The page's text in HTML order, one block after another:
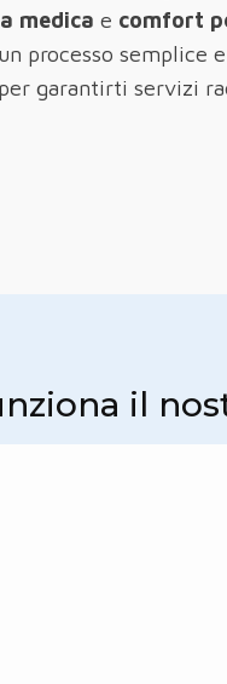
medica e comfort
processo
garantirti servizi
il